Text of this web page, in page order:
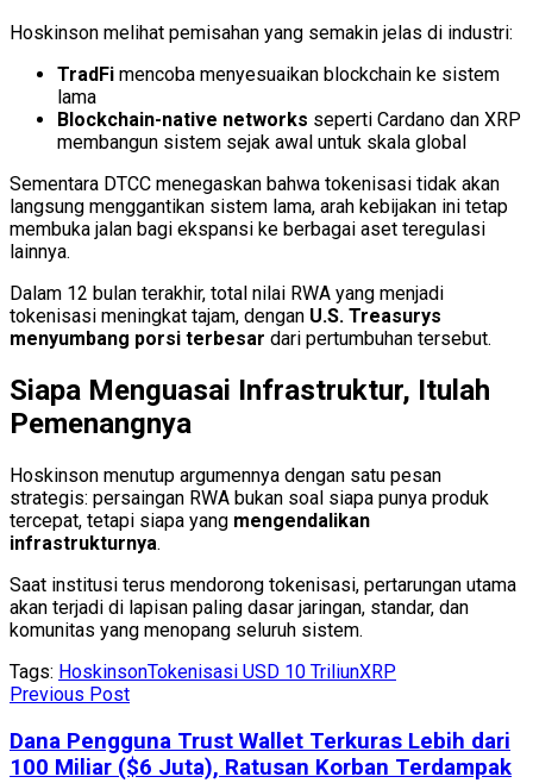
Hoskinson melihat pemisahan yang semakin jelas di industri:
TradFi mencoba menyesuaikan blockchain ke sistem
lama
Blockchain-native networks seperti Cardano dan XRP
membangun sistem sejak awal untuk skala global
Sementara DTCC menegaskan bahwa tokenisasi tidak akan
langsung menggantikan sistem lama, arah kebijakan ini tetap
membuka jalan bagi ekspansi ke berbagai aset teregulasi
lainnya.
Dalam 12 bulan terakhir, total nilai RWA yang menjadi
tokenisasi meningkat tajam, dengan U.S. Treasurys
menyumbang porsi terbesar dari pertumbuhan tersebut.
Siapa Menguasai Infrastruktur, Itulah
Pemenangnya
Hoskinson menutup argumennya dengan satu pesan
strategis: persaingan RWA bukan soal siapa punya produk
tercepat, tetapi siapa yang mengendalikan
infrastrukturnya.
Saat institusi terus mendorong tokenisasi, pertarungan utama
akan terjadi di lapisan paling dasar jaringan, standar, dan
komunitas yang menopang seluruh sistem.
Tags: HoskinsonTokenisasi USD 10 TriliunXRP
Previous Post
Dana Pengguna Trust Wallet Terkuras Lebih dari
100 Miliar ($6 Juta), Ratusan Korban Terdampak